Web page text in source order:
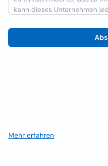
Mehr erfahren . Wenn Sie